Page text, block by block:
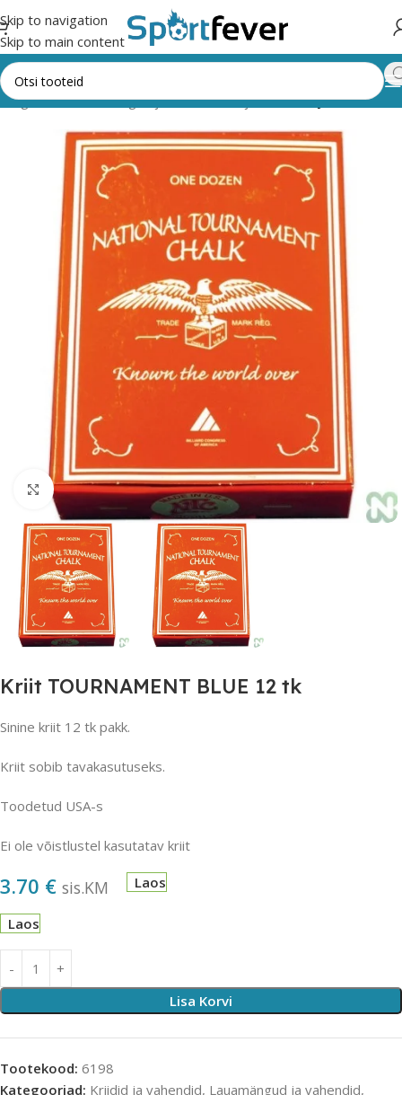
Skip to navigation
Skip to main content
Lauamängud ja vahendid Piljard Kriidid ja vahendid
Suurendamiseks klõpsake
Kriit TOURNAMENT BLUE 12 tk
Sinine kriit 12 tk pakk.
Kriit sobib tavakasutuseks.
Toodetud USA-s
Ei ole võistlustel kasutatav kriit
3.70 € sis.KM Laos
Laos
Lisa Korvi
Tootekood: 6198
Kategooriad: Kriidid ja vahendid, Lauamängud ja vahendid,